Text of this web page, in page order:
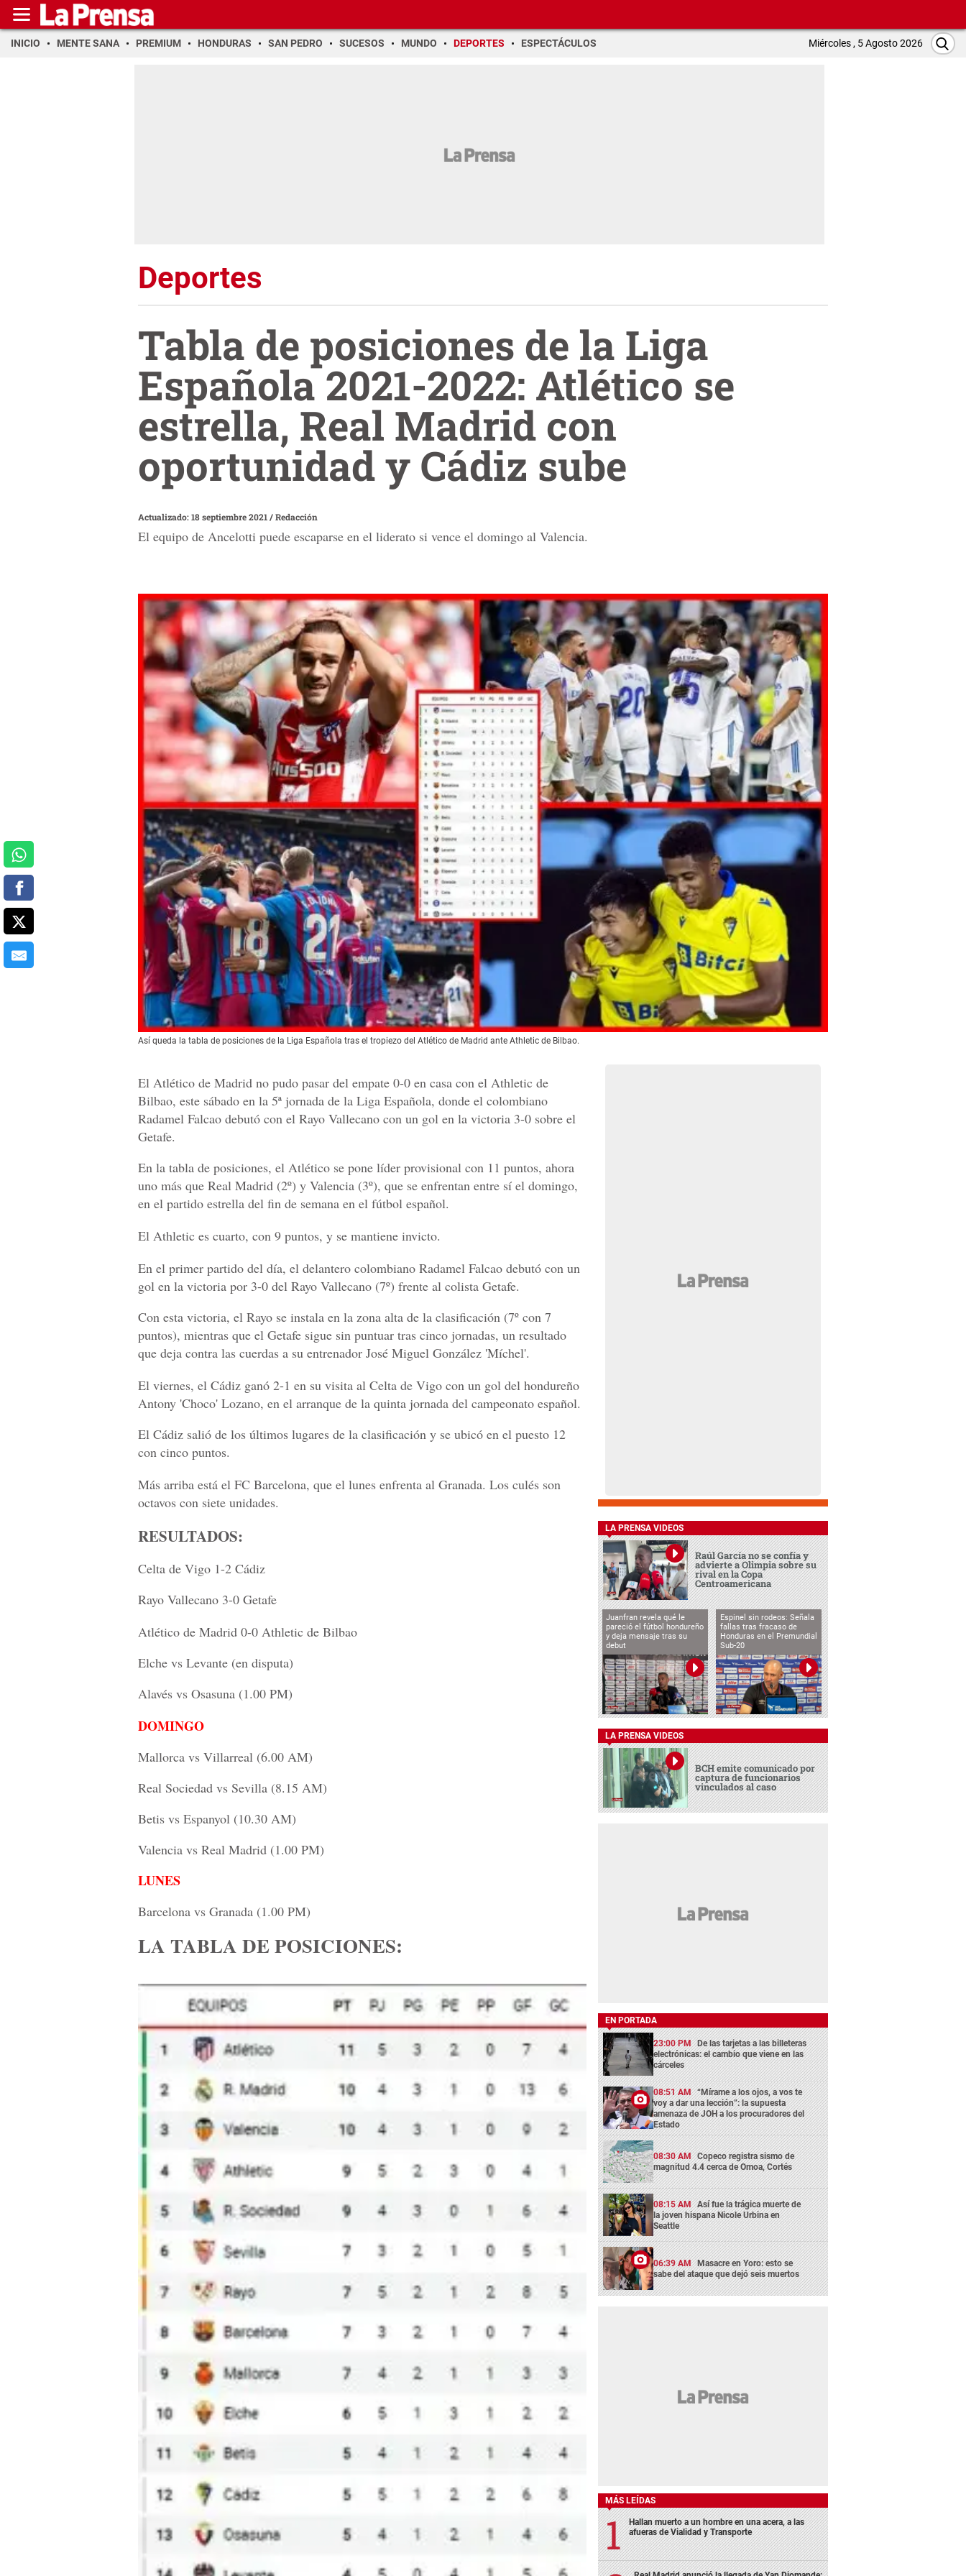
INICIO MENTE SANA PREMIUM HONDURAS SAN PEDRO SUCESOS MUNDO DEPORTES ESPECTÁCULOS Miércoles , 5 Agosto 2026
Deportes
Tabla de posiciones de la Liga
Española 2021-2022: Atlético se
estrella, Real Madrid con
oportunidad y Cádiz sube
Actualizado: 18 septiembre 2021 /Redacción
El equipo de Ancelotti puede escaparse en el liderato si vence el domingo al Valencia.
Así queda la tabla de posiciones de la Liga Española tras el tropiezo del Atlético de Madrid ante Athletic de Bilbao.
El Atlético de Madrid no pudo pasar del empate 0-0 en casa con el Athletic de
Bilbao, este sábado en la 5ª jornada de la Liga Española, donde el colombiano
Radamel Falcao debutó con el Rayo Vallecano con un gol en la victoria 3-0 sobre el
Getafe.
En la tabla de posiciones, el Atlético se pone líder provisional con 11 puntos, ahora
uno más que Real Madrid (2º) y Valencia (3º), que se enfrentan entre sí el domingo,
en el partido estrella del fin de semana en el fútbol español.
El Athletic es cuarto, con 9 puntos, y se mantiene invicto.
En el primer partido del día, el delantero colombiano Radamel Falcao debutó con un
gol en la victoria por 3-0 del Rayo Vallecano (7º) frente al colista Getafe.
Con esta victoria, el Rayo se instala en la zona alta de la clasificación (7º con 7
puntos), mientras que el Getafe sigue sin puntuar tras cinco jornadas, un resultado
que deja contra las cuerdas a su entrenador José Miguel González 'Míchel'.
El viernes, el Cádiz ganó 2-1 en su visita al Celta de Vigo con un gol del hondureño
Antony 'Choco' Lozano, en el arranque de la quinta jornada del campeonato español.
El Cádiz salió de los últimos lugares de la clasificación y se ubicó en el puesto 12
con cinco puntos.
Más arriba está el FC Barcelona, que el lunes enfrenta al Granada. Los culés son
octavos con siete unidades.
RESULTADOS:
Celta de Vigo 1-2 Cádiz
Rayo Vallecano 3-0 Getafe
Atlético de Madrid 0-0 Athletic de Bilbao
Elche vs Levante (en disputa)
Alavés vs Osasuna (1.00 PM)
DOMINGO
Mallorca vs Villarreal (6.00 AM)
Real Sociedad vs Sevilla (8.15 AM)
Betis vs Espanyol (10.30 AM)
Valencia vs Real Madrid (1.00 PM)
LUNES
Barcelona vs Granada (1.00 PM)
LA TABLA DE POSICIONES:
LA PRENSA VIDEOS
Raúl García no se confía y
advierte a Olimpia sobre su
rival en la Copa
Centroamericana
Juanfran revela qué le
pareció el fútbol hondureño
y deja mensaje tras su
debut
Espinel sin rodeos: Señala
fallas tras fracaso de
Honduras en el Premundial
Sub-20
LA PRENSA VIDEOS
BCH emite comunicado por
captura de funcionarios
vinculados al caso
EN PORTADA
23:00 PM De las tarjetas a las billeteras
electrónicas: el cambio que viene en las
cárceles
08:51 AM “Mírame a los ojos, a vos te
voy a dar una lección”: la supuesta
amenaza de JOH a los procuradores del
Estado
08:30 AM Copeco registra sismo de
magnitud 4.4 cerca de Omoa, Cortés
08:15 AM Así fue la trágica muerte de
la joven hispana Nicole Urbina en
Seattle
06:39 AM Masacre en Yoro: esto se
sabe del ataque que dejó seis muertos
MÁS LEÍDAS
Hallan muerto a un hombre en una acera, a las
afueras de Vialidad y Transporte